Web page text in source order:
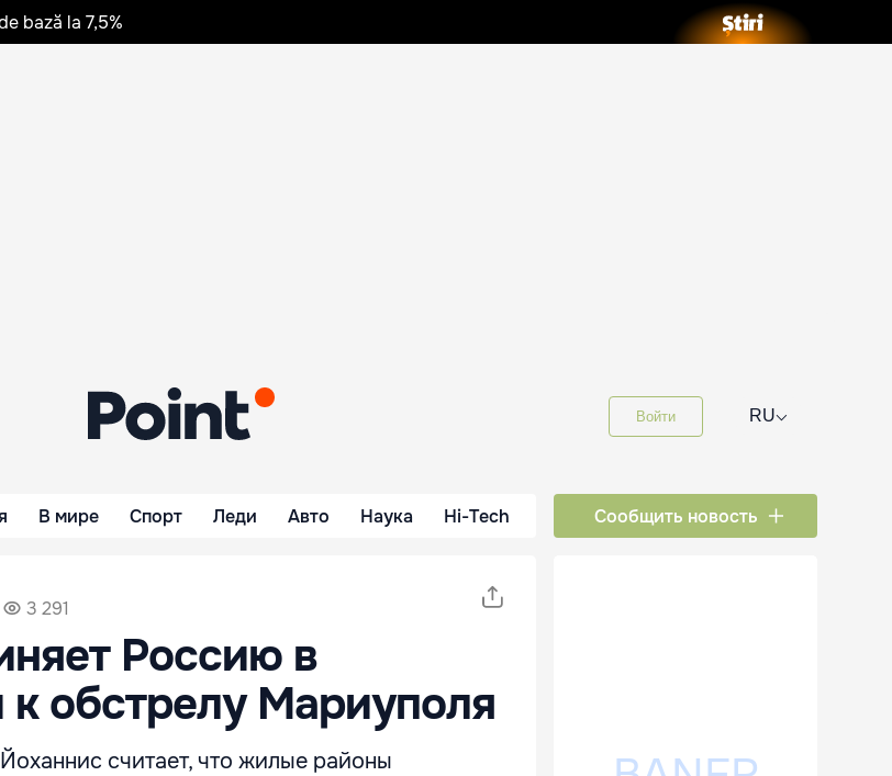
bază la 7,5%
Войти RU⌵
В мире Спорт Леди Авто Наука Hi-Tech Сообщить новость
3 291
Россию в
к обстрелу Мариуполя
считает, что жилые районы